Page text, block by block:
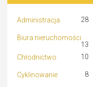
Administracja 28
Biura nieruchomości
13
Chłodnictwo 10
Cyklinowanie 8